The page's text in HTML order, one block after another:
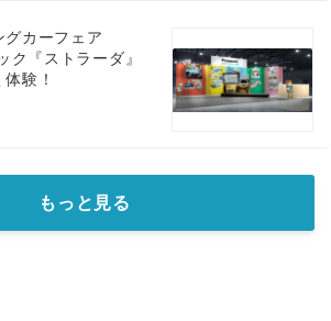
グカーフェア
ク『ストラーダ』
験！
もっと見る